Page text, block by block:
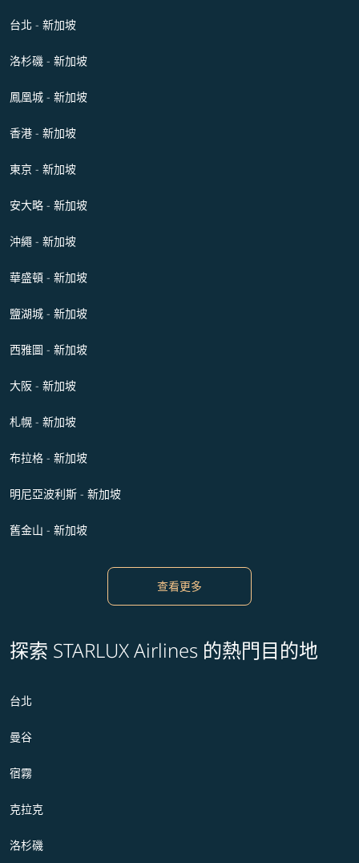
台北 - 新加坡
洛杉磯 - 新加坡
鳳凰城 - 新加坡
香港 - 新加坡
東京 - 新加坡
安大略 - 新加坡
沖繩 - 新加坡
華盛頓 - 新加坡
鹽湖城 - 新加坡
西雅圖 - 新加坡
大阪 - 新加坡
札幌 - 新加坡
布拉格 - 新加坡
明尼亞波利斯 - 新加坡
舊金山 - 新加坡
查看更多
探索 STARLUX Airlines 的熱門目的地
台北
曼谷
宿霧
克拉克
洛杉磯